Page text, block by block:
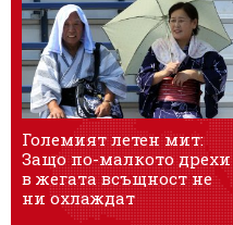
Големият летен мит:
Защо по-малкото дрехи
в жегата всъщност не
ни охлаждат